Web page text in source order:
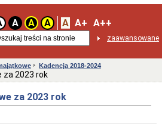
A A A A A+ A++
zaawansowane
Kadencja 2018-2024
za 2023 rok
za 2023 rok